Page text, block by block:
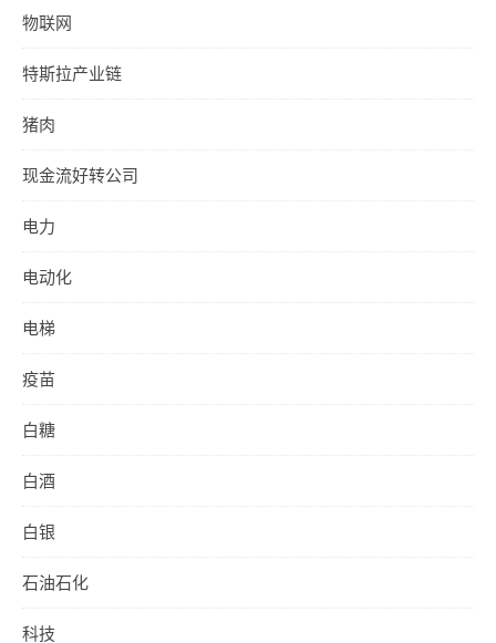
物联网
特斯拉产业链
猪肉
现金流好转公司
电力
电动化
电梯
疫苗
白糖
白酒
白银
石油石化
科技